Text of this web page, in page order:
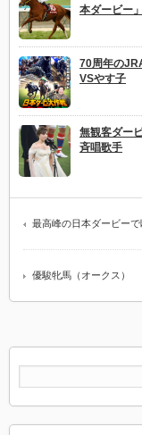
本ダービー」
70周年の
VSやす子
無観客ダー
斉唱歌手
最高峰の日本ダービー
優駿牝馬（オークス）